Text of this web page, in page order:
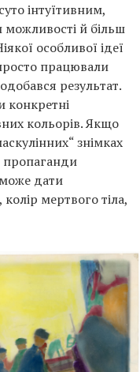
інтуїтивним,
можливості й більш
особливої ідеї
працювали
результат.
конкретні
кольорів. Якщо
знімках
пропаганди
дати
мертвого тіла,